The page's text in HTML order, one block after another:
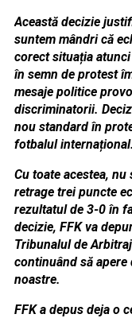
Această decizie
suntem mândri că
corect situația
în semn de protest
mesaje politice
discriminatorii.
nou standard în
fotbalul internațional.
Cu toate acestea,
retrage trei puncte
rezultatul de 3-0 în
decizie, FFK va
Tribunalul de
continuând să
noastre.
FFK a depus deja o